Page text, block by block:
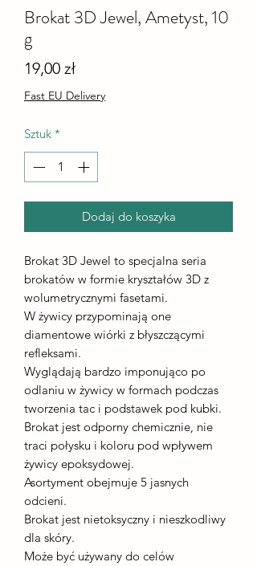
Brokat 3D Jewel, Ametyst, 10
g
19,00 złCena
Fast EU Delivery
Sztuk *
Dodaj do koszyka
Brokat 3D Jewel to specjalna seria
brokatów w formie kryształów 3D z
wolumetrycznymi fasetami.
W żywicy przypominają one
diamentowe wiórki z błyszczącymi
refleksami.
Wyglądają bardzo imponująco po
odlaniu w żywicy w formach podczas
tworzenia tac i podstawek pod kubki.
Brokat jest odporny chemicznie, nie
traci połysku i koloru pod wpływem
żywicy epoksydowej.
Asortyment obejmuje 5 jasnych
odcieni.
Brokat jest nietoksyczny i nieszkodliwy
dla skóry.
Może być używany do celów